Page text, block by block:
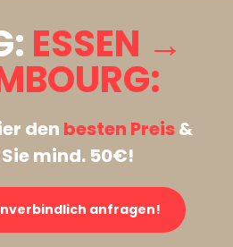
ESSEN →
den besten Preis&
mind. 50€!
anfragen!